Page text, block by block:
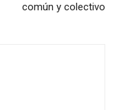
común y colectivo